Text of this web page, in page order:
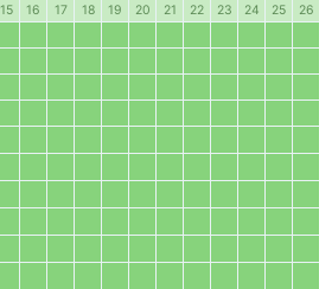
15 16 17 18 19 20 21 22 23 24 25 26